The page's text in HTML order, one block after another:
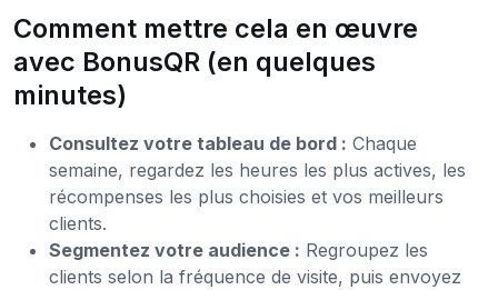
Comment mettre cela en œuvre
avec BonusQR (en quelques
minutes)
Consultez votre tableau de bord : Chaque
semaine, regardez les heures les plus actives, les
récompenses les plus choisies et vos meilleurs
clients.
Segmentez votre audience : Regroupez les
clients selon la fréquence de visite, puis envoyez